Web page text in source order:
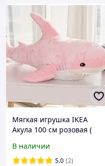
Мягкая игрушка IKEA
Акула 100 см розовая (
В наличии
5.0 (2)